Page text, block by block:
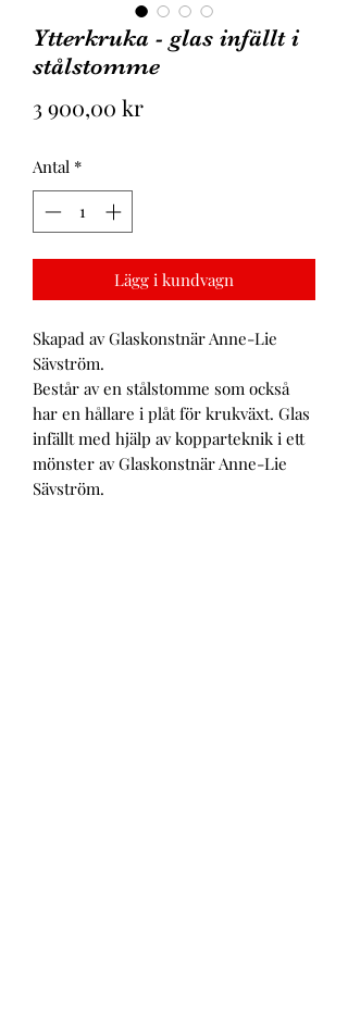
Ytterkruka - glas infällt i
stålstomme
3 900,00 krPris
Antal *
Lägg i kundvagn
Skapad av Glaskonstnär Anne-Lie
Sävström.
Består av en stålstomme som också
har en hållare i plåt för krukväxt. Glas
infällt med hjälp av kopparteknik i ett
mönster av Glaskonstnär Anne-Lie
Sävström.